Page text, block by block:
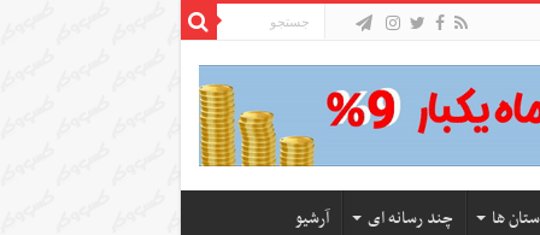
ها چند رسانه ای آرشیو